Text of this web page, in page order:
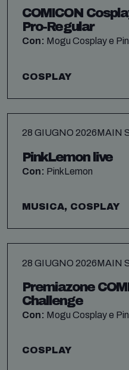
COMICON
Pro-Regular
Con: Mogu Cosplay e
COSPLAY
28 GIUGNO 2026MAIN
PinkLemon live
Con: PinkLemon
MUSICA, COSPLAY
28 GIUGNO 2026MAIN
Premiazone
Challenge
Con: Mogu Cosplay e
COSPLAY